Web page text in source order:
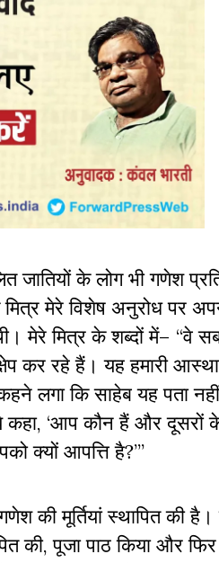
के लोग भी गणेश
मेरे विशेष अनुरोध पर
मेरे मित्र के शब्दों में– “वे
कर रहे हैं। यह हमारी
लगा कि साहेब यह पता
‘आप कौन हैं और दूसरों
क्यों आपत्ति है?’”
की मूर्तियां स्थापित की है।
की, पूजा पाठ किया और